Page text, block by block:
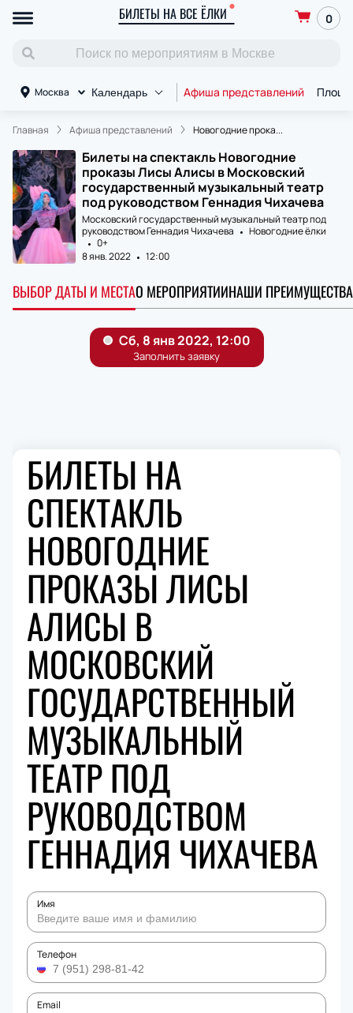
БИЛЕТЫ НА ВСЕ ЁЛКИ 0
Москва Календарь Афиша представлений
Главная Афиша представлений Новогодние прока...
Билеты на спектакль Новогодние
проказы Лисы Алисы в Московский
государственный музыкальный театр
под руководством Геннадия Чихачева
Московский государственный музыкальный театр под
руководством Геннадия Чихачева
Новогодние ёлки
0+
8 янв. 2022
12:00
ВЫБОР ДАТЫ И МЕСТАО МЕРОПРИЯТИИНАШИ ПРЕИМУЩЕСТВА
БИЛЕТЫ НА
СПЕКТАКЛЬ
НОВОГОДНИЕ
ПРОКАЗЫ ЛИСЫ
АЛИСЫ В
МОСКОВСКИЙ
ГОСУДАРСТВЕННЫЙ
МУЗЫКАЛЬНЫЙ
ТЕАТР ПОД
РУКОВОДСТВОМ
ГЕННАДИЯ ЧИХАЧЕВА
Имя
Телефон
Email